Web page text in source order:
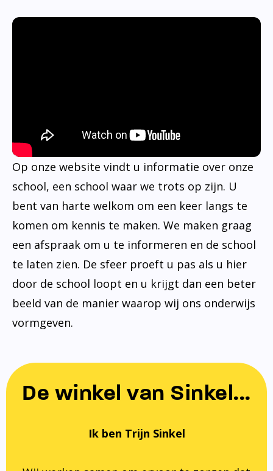
Op onze website vindt u informatie over onze
school, een school waar we trots op zijn. U
bent van harte welkom om een keer langs te
komen om kennis te maken. We maken graag
een afspraak om u te informeren en de school
te laten zien. De sfeer proeft u pas als u hier
door de school loopt en u krijgt dan een beter
beeld van de manier waarop wij ons onderwijs
vormgeven.
De winkel van Sinkel...
Ik ben Trijn Sinkel